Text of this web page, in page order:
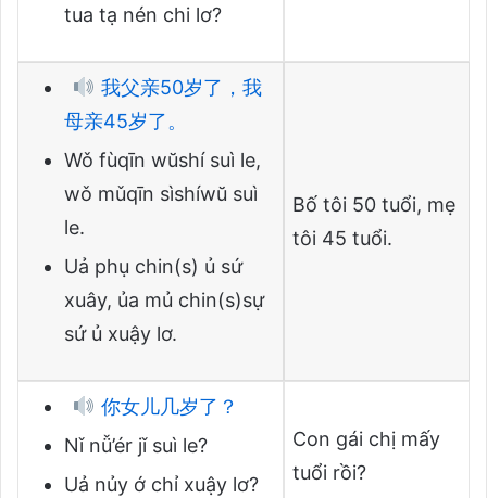
tua tạ nén chi lơ?
我父亲50岁了，我
母亲45岁了。
Wǒ fùqīn wŭshí suì le,
wǒ mǔqīn sìshíwŭ suì
le.
Uả phụ chin(s) ủ sứ
xuây, ủa mủ chin(s)sự
sứ ủ xuậy lơ.
Bố tôi 50 tuổi, mẹ
tôi 45 tuổi.
你女儿几岁了？
Nǐ nǚ’ér jǐ suì le?
Uả nủy ớ chỉ xuậy lơ?
Con gái chị mấy
tuổi rồi?